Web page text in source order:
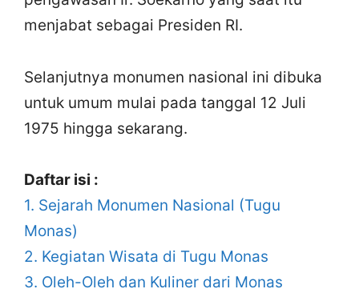
menjabat sebagai Presiden RI.
Selanjutnya monumen nasional ini dibuka
untuk umum mulai pada tanggal 12 Juli
1975 hingga sekarang.
Daftar isi :
1. Sejarah Monumen Nasional (Tugu
Monas)
2. Kegiatan Wisata di Tugu Monas
3. Oleh-Oleh dan Kuliner dari Monas